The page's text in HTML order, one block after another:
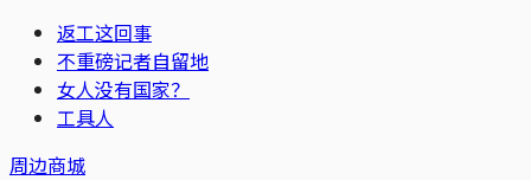
返工这回事
不重磅记者自留地
女人没有国家？
工具人
周边商城